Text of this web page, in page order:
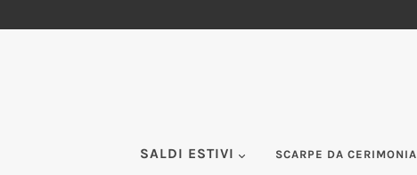
SALDI ESTIVI SCARPE DA CERIMONIA